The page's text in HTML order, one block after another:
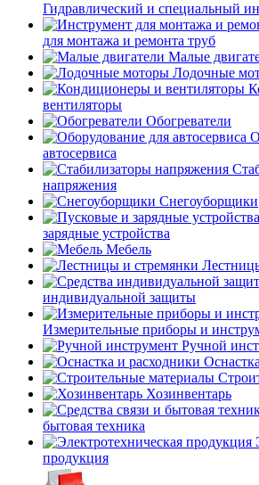
Гидравлический и специальный
для монтажа и ремонта труб
Малые
Лодочные
вентиляторы
Обогреватели
автосервиса
напряжения
Снегоуборщики
зарядные устройства
Мебель
индивидуальной защиты
Измерительные приборы и
Ручной
Хозинвентарь
бытовая техника
продукция